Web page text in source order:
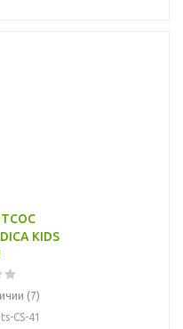
KIDS
(7)
CS-41